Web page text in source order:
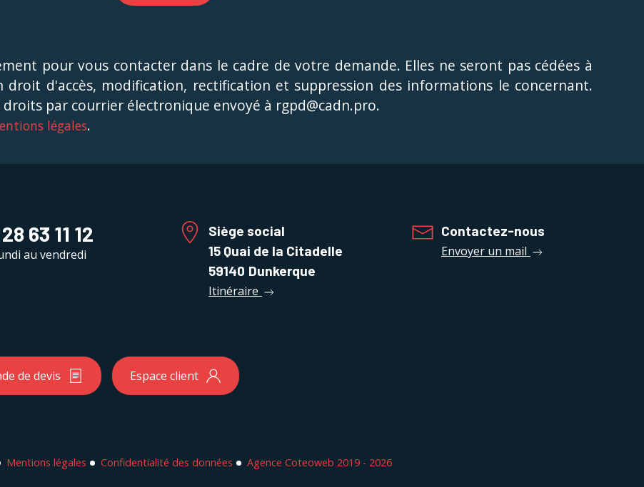
pour vous contacter dans le cadre de votre demande. Elles ne seront pas cédées à
d'accès, modification, rectification et suppression des informations le concernant.
par courrier électronique envoyé à rgpd@cadn.pro.
légales.
63 11 12
au vendredi
Siège social
15 Quai de la Citadelle
59140 Dunkerque
Itinéraire
Contactez-nous
Envoyer un mail
de devis Espace client
Mentions légales Confidentialité des données Agence Coteoweb 2019 - 2026